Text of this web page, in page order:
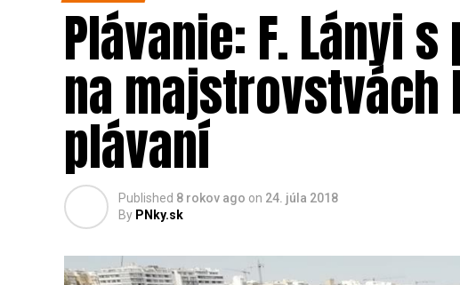
Plávanie: F. Lányi
na
plávaní
Published 8 rokov ago on 24. júla 2018
By PNky.sk